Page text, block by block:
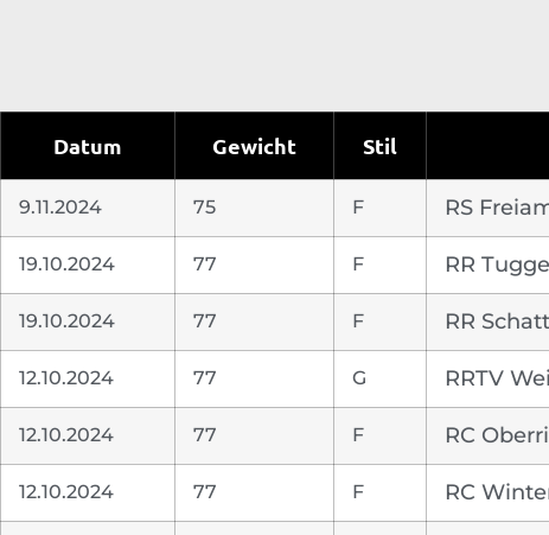
Datum Gewicht Stil
9.11.2024 75 F RS
19.10.2024 77 F RR
19.10.2024 77 F RR
12.10.2024 77 G RRTV
12.10.2024 77 F RC
12.10.2024 77 F RC